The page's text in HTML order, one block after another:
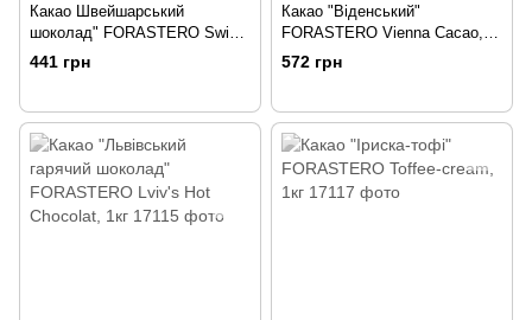
Какао Швейшарський
шоколад" FORASTERO Swiss
Chocolate, 1кг
441 грн
Какао "Віденський"
FORASTERO Vienna Cacao,
1кг
572 грн